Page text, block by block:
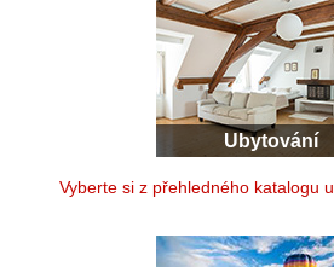
Ubytování
Vyberte si z přehledného katalogu